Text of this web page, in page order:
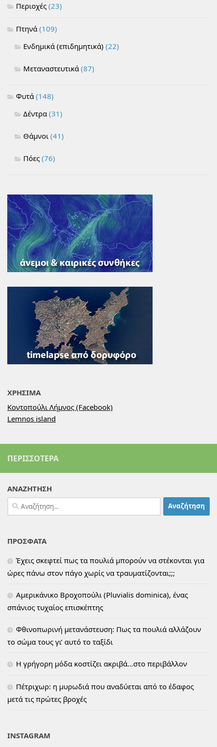
Περιοχές (23)
Πτηνά (109)
Ενδημικά (επιδημητικά) (22)
Μεταναστευτικά (87)
Φυτά (148)
Δέντρα (31)
Θάμνοι (41)
Πόες (76)
ΧΡΗΣΙΜΑ
Κοντοπούλι Λήμνος (Facebook)
Lemnos island
ΠΕΡΙΣΣΌΤΕΡΑ
ΑΝΑΖΗΤΗΣΗ
Αναζήτηση
για:
ΠΡΟΣΦΑΤΑ
Έχεις σκεφτεί πως τα πουλιά μπορούν να στέκονται για
ώρες πάνω στον πάγο χωρίς να τραυματίζονται;;;
Αμερικάνικο Βροχοπούλι (Pluvialis dominica), ένας
σπάνιος τυχαίος επισκέπτης
Φθινοπωρινή μετανάστευση: Πως τα πουλιά αλλάζουν
το σώμα τους γι’ αυτό το ταξίδι
H γρήγορη μόδα κοστίζει ακριβά…στο περιβάλλον
Πέτριχωρ: η μυρωδιά που αναδύεται από το έδαφος
μετά τις πρώτες βροχές
INSTAGRAM